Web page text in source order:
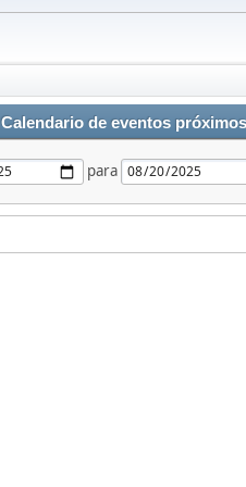
Calendario de eventos próximos
para